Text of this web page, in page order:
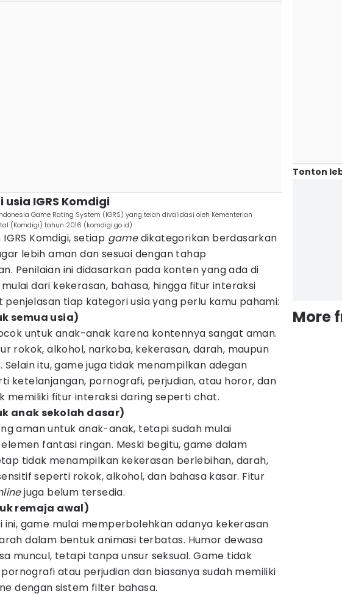
usia IGRS Komdigi
Game Rating System (IGRS) yang telah divalidasi oleh Kementerian
(Komdigi) tahun 2016 (komdigi.go.id)
Komdigi, setiap gamedikategorikan berdasarkan
lebih aman dan sesuai dengan tahap
Penilaian ini didasarkan pada konten yang ada di
mulai dari kekerasan, bahasa, hingga fitur interaksi
penjelasan tiap kategori usia yang perlu kamu pahami:
semua usia)
untuk anak-anak karena kontennya sangat aman.
rokok, alkohol, narkoba, kekerasan, darah, maupun
Selain itu, game juga tidak menampilkan adegan
ketelanjangan, pornografi, perjudian, atau horor, dan
memiliki fitur interaksi daring seperti chat.
anak sekolah dasar)
aman untuk anak-anak, tetapi sudah mulai
fantasi ringan. Meski begitu, game dalam
tidak menampilkan kekerasan berlebihan, darah,
seperti rokok, alkohol, dan bahasa kasar. Fitur
juga belum tersedia.
remaja awal)
ini, game mulai memperbolehkan adanya kekerasan
dalam bentuk animasi terbatas. Humor dewasa
muncul, tetapi tanpa unsur seksual. Game tidak
atau perjudian dan biasanya sudah memiliki
dengan sistem filter bahasa.
Tonton
More